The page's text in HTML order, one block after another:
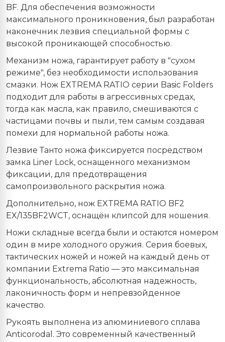
BF. Для обеспечения возможности
максимального проникновения, был разработан
наконечник лезвия специальной формы с
высокой проникающей способностью.
Механизм ножа, гарантирует работу в "сухом
режиме", без необходимости использования
смазки. Нож EXTREMA RATIO серии Basic Folders
подходит для работы в агрессивных средах,
тогда как масла, как правило, смешиваются с
частицами почвы и пыли, тем самым создавая
помехи для нормальной работы ножа.
Лезвие Танто ножа фиксируется посредством
замка Liner Lock, оснащенного механизмом
фиксации, для предотвращения
самопроизвольного раскрытия ножа.
Дополнительно, нож EXTREMA RATIO BF2
EX/135 BF2WCT, оснащён клипсой для ношения.
Ножи складные всегда были и остаются номером
один в мире холодного оружия. Серия боевых,
тактических ножей и ножей на каждый день от
компании Extrema Ratio — это максимальная
функциональность, абсолютная надежность,
лаконичность форм и непревзойденное
качество.
Рукоять выполнена из алюминиевого сплава
Anticorodal. Это современный качественный